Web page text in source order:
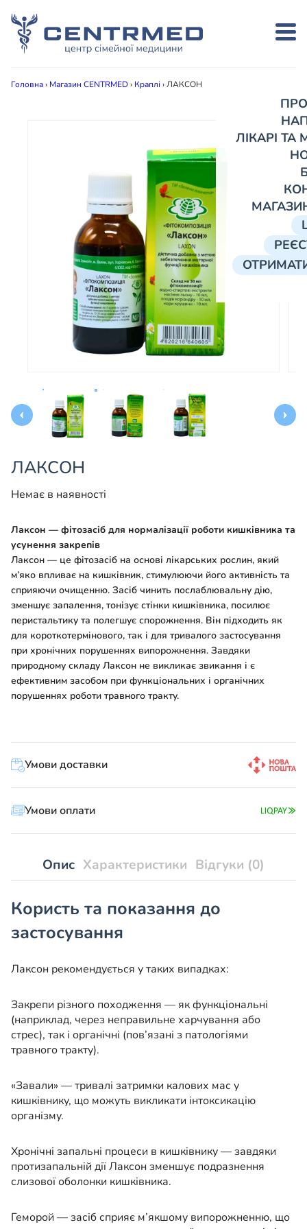
ЛІКАРІ
Головна› Магазин CENTRMED› Краплі ›ЛАКСОН
ЛАКСОН
Немає в наявності
Лаксон — фітозасіб для нормалізації роботи кишківника та
усунення закрепів
Лаксон — це фітозасіб на основі лікарських рослин, який
м’яко впливає на кишківник, стимулюючи його активність та
сприяючи очищенню. Засіб чинить послаблювальну дію,
зменшує запалення, тонізує стінки кишківника, посилює
перистальтику та полегшує спорожнення. Він підходить як
для короткотермінового, так і для тривалого застосування
при хронічних порушеннях випорожнення. Завдяки
природному складу Лаксон не викликає звикання і є
ефективним засобом при функціональних і органічних
порушеннях роботи травного тракту.
Умови доставки
Умови оплати
Опис Характеристики Відгуки (0)
Користь та показання до
застосування
Лаксон рекомендується у таких випадках:
Закрепи різного походження — як функціональні
(наприклад, через неправильне харчування або
стрес), так і органічні (пов’язані з патологіями
травного тракту).
«Завали» — тривалі затримки калових мас у
кишківнику, що можуть викликати інтоксикацію
організму.
Хронічні запальні процеси в кишківнику — завдяки
протизапальній дії Лаксон зменшує подразнення
слизової оболонки кишківника.
Геморой — засіб сприяє м’якшому випорожненню, що